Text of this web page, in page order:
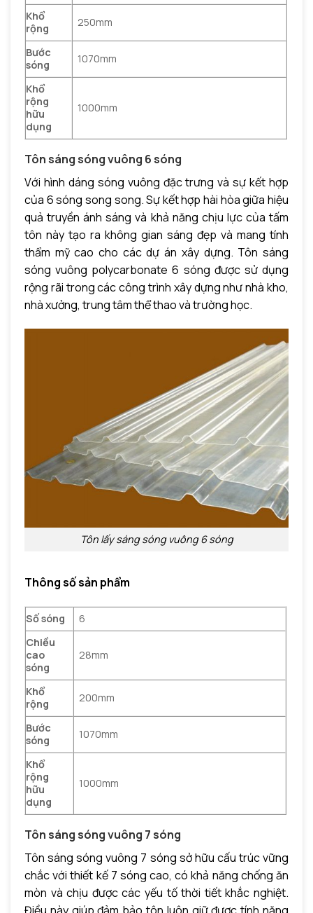
Khổ
rộng
250mm
Bước
sóng
1070mm
Khổ
rộng
hữu
dụng
1000mm
Tôn sáng sóng vuông 6 sóng
Với hình dáng sóng vuông đặc trưng và sự kết hợp
của 6 sóng song song. Sự kết hợp hài hòa giữa hiệu
quả truyền ánh sáng và khả năng chịu lực của tấm
tôn này tạo ra không gian sáng đẹp và mang tính
thẩm mỹ cao cho các dự án xây dựng. Tôn sáng
sóng vuông polycarbonate 6 sóng được sử dụng
rộng rãi trong các công trình xây dựng như nhà kho,
nhà xưởng, trung tâm thể thao và trường học.
Tôn lấy sáng sóng vuông 6 sóng
Thông số sản phẩm
Số sóng
6
Chiều
cao
sóng
28mm
Khổ
rộng
200mm
Bước
sóng
1070mm
Khổ
rộng
hữu
dụng
1000mm
Tôn sáng sóng vuông 7 sóng
Tôn sáng sóng vuông 7 sóng sở hữu cấu trúc vững
chắc với thiết kế 7 sóng cao, có khả năng chống ăn
mòn và chịu được các yếu tố thời tiết khắc nghiệt.